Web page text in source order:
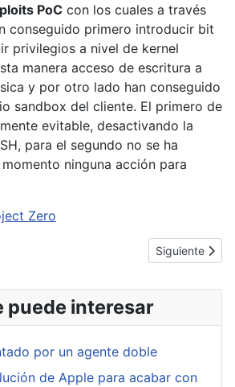
PoC con los cuales a través
conseguido primero introducir bit
privilegios a nivel de kernel
manera acceso de escritura a
y por otro lado han conseguido
sandbox del cliente. El primero de
evitable, desactivando la
para el segundo no se ha
ninguna acción para
Zero
5.2, un nuevo obstáculo para los hackers
Artículo
Siguiente
puede interesar
por un agente doble
de Apple para acabar con